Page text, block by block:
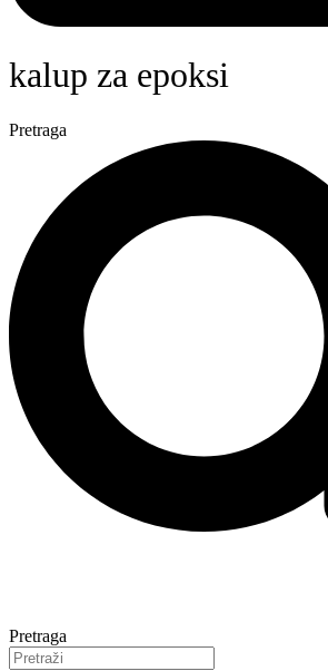
kalup za epoksi
Pretraga
Pretraga